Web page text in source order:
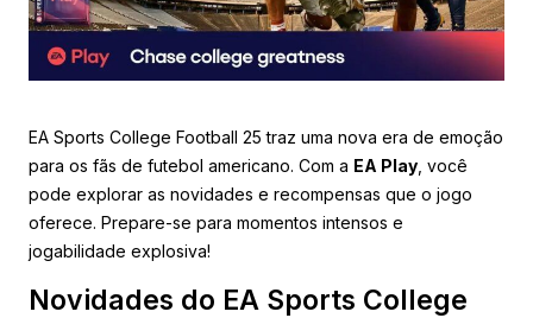
EA Sports College Football 25 traz uma nova era de emoção
para os fãs de futebol americano. Com a EA Play , você
pode explorar as novidades e recompensas que o jogo
oferece. Prepare-se para momentos intensos e
jogabilidade explosiva!
Novidades do EA Sports College